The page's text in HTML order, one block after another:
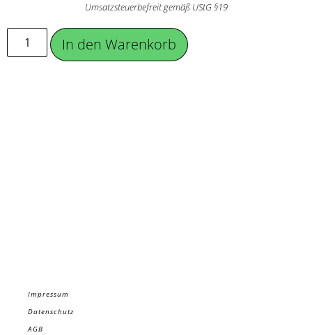
Umsatzsteuerbefreit gemäß UStG §19
In den Warenkorb
Impressum
Datenschutz
AGB